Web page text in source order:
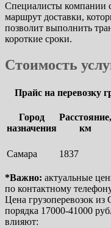
Специалисты компании
маршрут доставки,
позволит выполнить
короткие сроки.
Стоимость
Прайс на перевозку
Город
назначения
Расстояние,
км
Самара
1837
*Важно: актуальные
по контактному
Цена грузоперевозок из
порядка 17000-41000
влияют: